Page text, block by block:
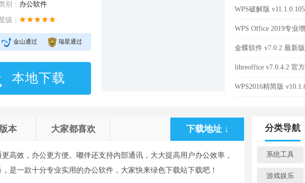
别： 办公软件
级：
金山通过 瑞星通过
本地下载
WPS破解版
WPS Office 2019专业
金蝶软件 v7.0.2 最新版
libreoffice v7.0.4.2 官
WPS2016精简版
本 大家都喜欢 下载地址 ↓
高效，办公更方便。嘟伴还支持内部通讯，大大提高用户办公效率，
是一款十分专业实用的办公软件，大家快来绿色下载站下载吧！
分类导航
系统工具
游戏娱乐